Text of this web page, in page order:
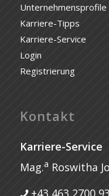
Unternehmensprofile
Karriere-Tipps
Karriere-Service
Login
Registrierung
Kontakt
Karriere-Service
Mag.a Roswitha